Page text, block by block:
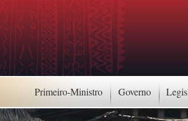
Primeiro-Ministro Governo